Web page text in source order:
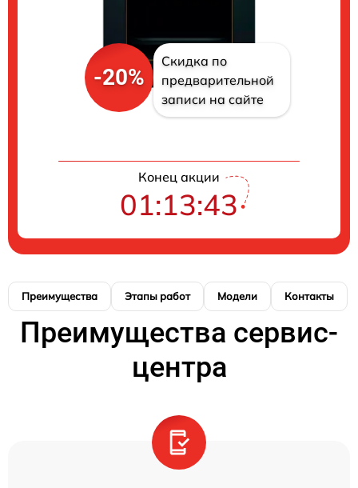
-20%
Скидка по
предварительной
записи на сайте
Конец акции
01:13:42
Преимущества Этапы работ Модели Контакты
Преимущества сервис-
центра